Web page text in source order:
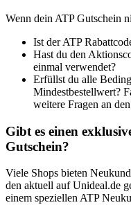
Wenn dein ATP Gutschein
Ist der ATP
Hast du den
einmal verwendet?
Erfüllst du alle
Mindestbestellwert?
weitere Fragen an den
Gibt es einen
Gutschein?
Viele Shops bieten
den aktuell auf Unideal.de
einem speziellen ATP